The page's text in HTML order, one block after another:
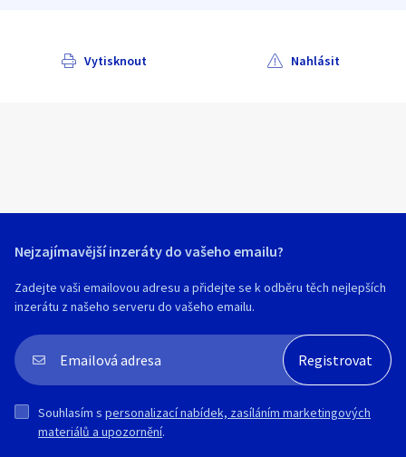
Vytisknout Nahlásit
Nejzajímavější inzeráty do vašeho emailu?
Zadejte vaši emailovou adresu a přidejte se k odběru těch nejlepších
inzerátu z našeho serveru do vašeho emailu.
Souhlasím s personalizací nabídek, zasíláním marketingových
materiálů a upozornění.